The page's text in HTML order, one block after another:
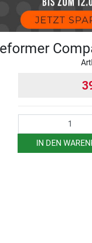
IN DEN